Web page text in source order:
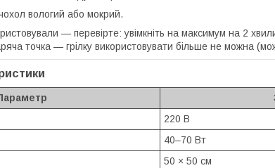
вологий або мокрий.
— перевірте: увімкніть на максимум на 2
точка — грілку використовувати більше не можна
220 В
40–70 Вт
50 × 50 см